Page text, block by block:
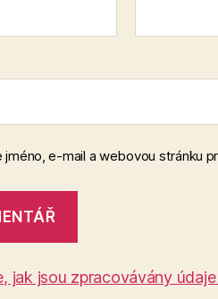
jméno, e-mail a webovou stránku
jak jsou zpracovávány